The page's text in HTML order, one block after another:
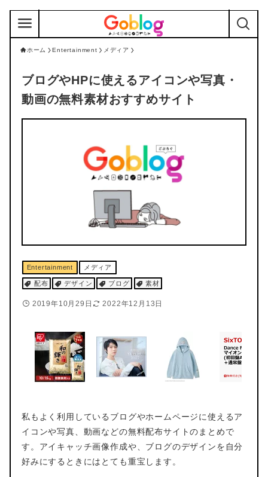
ホーム Entertainment メディア
ブログやHPに使えるアイコンや写真・
動画の無料素材おすすめサイト
Entertainment メディア
配布 デザイン ブログ 素材
2019年10月29日 2022年12月13日
私もよく利用しているブログやホームページに使えるア
イコンや写真、動画などの無料配布サイトのまとめで
す。アイキャッチ画像作成や、ブログのデザインを自分
好みにするときにはとても重宝します。